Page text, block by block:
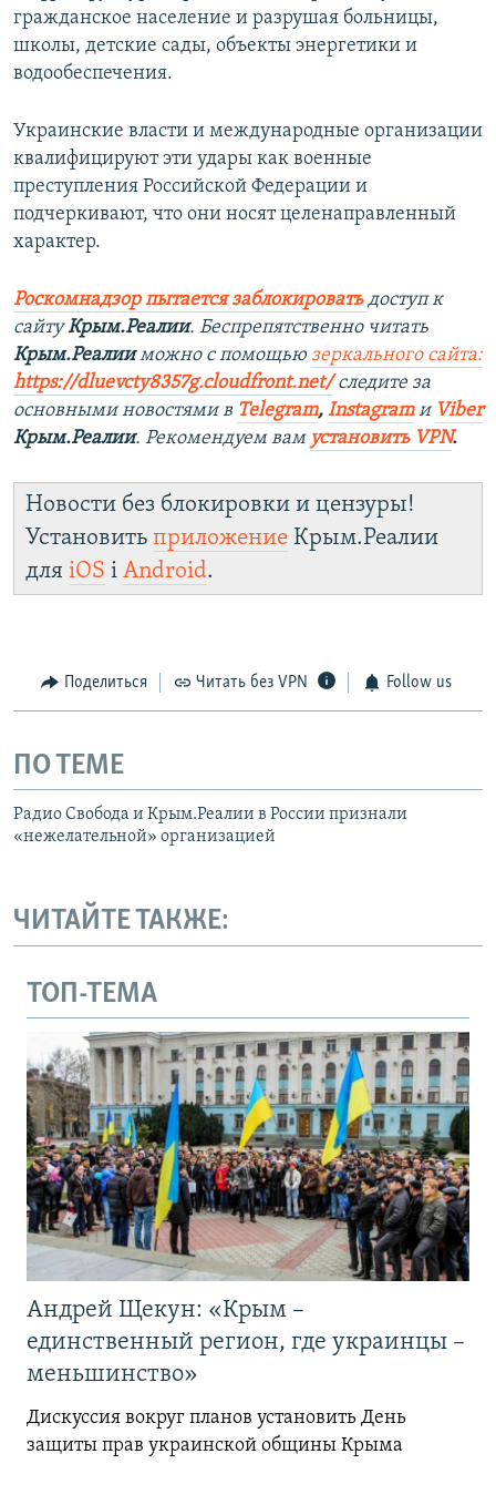
гражданское население и разрушая больницы,
школы, детские сады, объекты энергетики и
водообеспечения.
Украинские власти и международные организации
квалифицируют эти удары как военные
преступления Российской Федерации и
подчеркивают, что они носят целенаправленный
характер.
Роскомнадзор пытается заблокировать доступ к
сайтуКрым.Реалии. Беспрепятственно читать
Крым.Реалииможно с помощью зеркального сайта:
https://dluevcty8357g.cloudfront.net/ следите за
основными новостями в Telegram, Instagramи Viber
Крым.Реалии. Рекомендуем вам установить VPN.
Новости без блокировки и цензуры!
Установить приложение Крым.Реалии
для iOS і Android.
Поделиться Читать без VPN Follow us
ПО ТЕМЕ
Радио Свобода и Крым.Реалии в России признали
«нежелательной» организацией
ЧИТАЙТЕ ТАКЖЕ:
ТОП-ТЕМА
Андрей Щекун: «Крым –
единственный регион, где украинцы –
меньшинство»
Дискуссия вокруг планов установить День
защиты прав украинской общины Крыма